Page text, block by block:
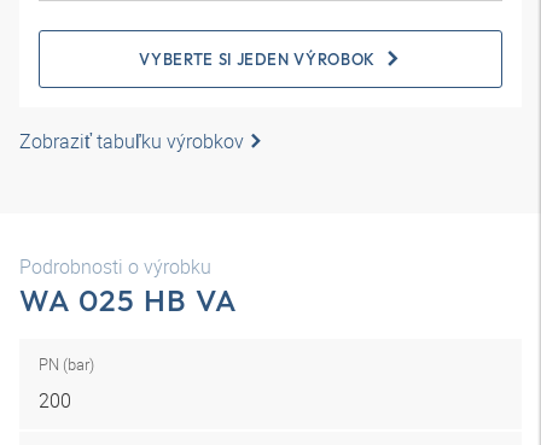
VYBERTE SI JEDEN VÝROBOK
Zobraziť tabuľku výrobkov
Podrobnosti o výrobku
WA 025 HB VA
PN (bar)
200